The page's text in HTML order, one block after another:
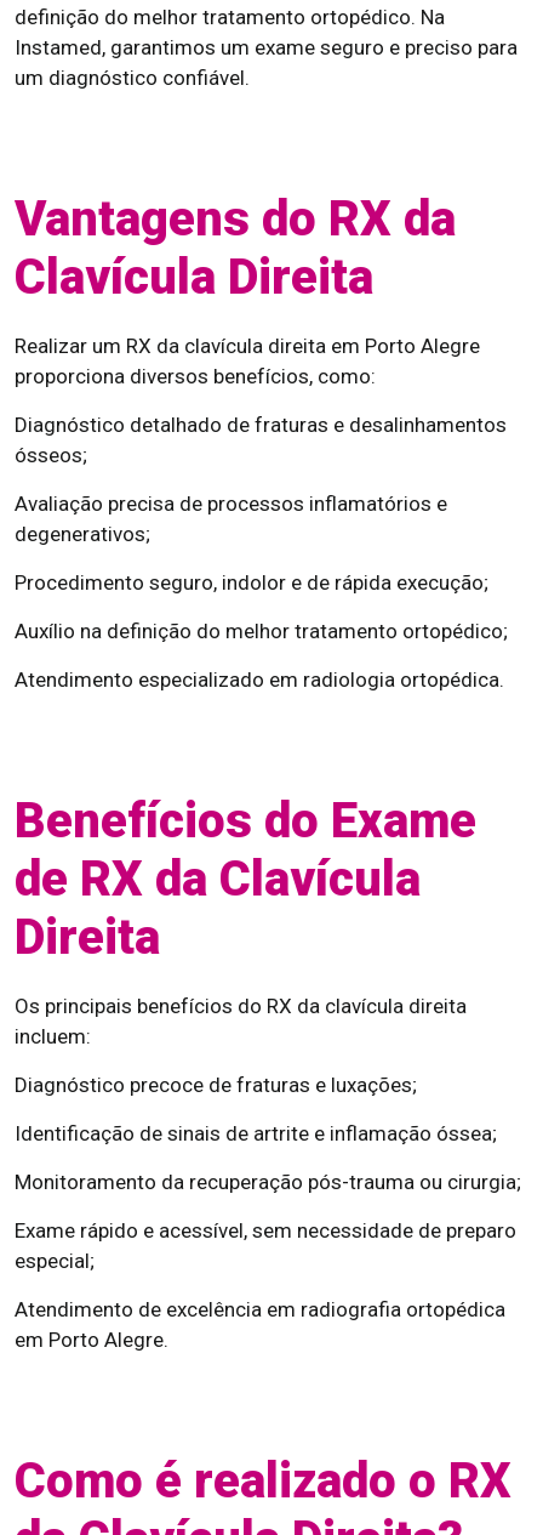
definição do melhor tratamento ortopédico. Na
Instamed, garantimos um exame seguro e preciso para
um diagnóstico confiável.
Vantagens do RX da
Clavícula Direita
Realizar um RX da clavícula direita em Porto Alegre
proporciona diversos benefícios, como:
Diagnóstico detalhado de fraturas e desalinhamentos
ósseos;
Avaliação precisa de processos inflamatórios e
degenerativos;
Procedimento seguro, indolor e de rápida execução;
Auxílio na definição do melhor tratamento ortopédico;
Atendimento especializado em radiologia ortopédica.
Benefícios do Exame
de RX da Clavícula
Direita
Os principais benefícios do RX da clavícula direita
incluem:
Diagnóstico precoce de fraturas e luxações;
Identificação de sinais de artrite e inflamação óssea;
Monitoramento da recuperação pós-trauma ou cirurgia;
Exame rápido e acessível, sem necessidade de preparo
especial;
Atendimento de excelência em radiografia ortopédica
em Porto Alegre.
Como é realizado o RX